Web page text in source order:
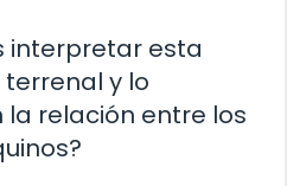
interpretar esta
y lo
relación entre los